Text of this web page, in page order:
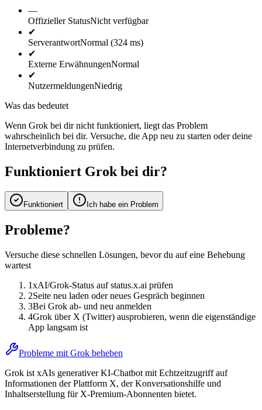
—
Offizieller StatusNicht verfügbar
✔
ServerantwortNormal (324 ms)
✔
Externe ErwähnungenNormal
✔
NutzermeldungenNiedrig
Was das bedeutet
Wenn Grok bei dir nicht funktioniert, liegt das Problem
wahrscheinlich bei dir. Versuche, die App neu zu starten oder deine
Internetverbindung zu prüfen.
Funktioniert Grok bei dir?
Funktioniert Ich habe ein Problem
Probleme?
Versuche diese schnellen Lösungen, bevor du auf eine Behebung
wartest
1xAI/Grok-Status auf status.x.ai prüfen
2Seite neu laden oder neues Gespräch beginnen
3Bei Grok ab- und neu anmelden
4Grok über X (Twitter) ausprobieren, wenn die eigenständige
App langsam ist
Probleme mit Grok beheben
Grok ist xAIs generativer KI-Chatbot mit Echtzeitzugriff auf
Informationen der Plattform X, der Konversationshilfe und
Inhaltserstellung für X-Premium-Abonnenten bietet.